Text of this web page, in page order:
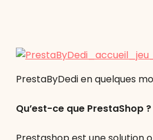
PrestaByDedi en quelques
Qu’est-ce que PrestaShop ?